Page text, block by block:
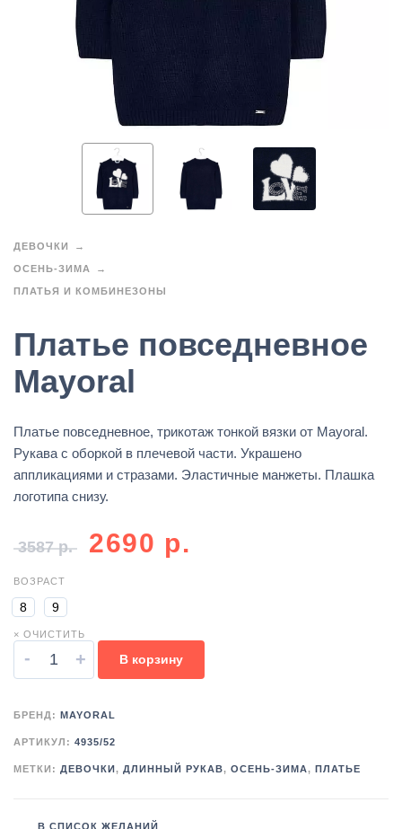
ДЕВОЧКИ
ОСЕНЬ-ЗИМА
ПЛАТЬЯ И КОМБИНЕЗОНЫ
Платье повседневное
Mayoral
Платье повседневное, трикотаж тонкой вязки от Mayoral.
Рукава с оборкой в плечевой части. Украшено
аппликациями и стразами. Эластичные манжеты. Плашка
логотипа снизу.
3587р. 2690 р.
ВОЗРАСТ
8 9
× ОЧИСТИТЬ
- + В корзину
БРЕНД: MAYORAL
АРТИКУЛ: 4935/52
МЕТКИ: ДЕВОЧКИ , ДЛИННЫЙ РУКАВ, ОСЕНЬ-ЗИМА, ПЛАТЬЕ
В СПИСОК ЖЕЛАНИЙ